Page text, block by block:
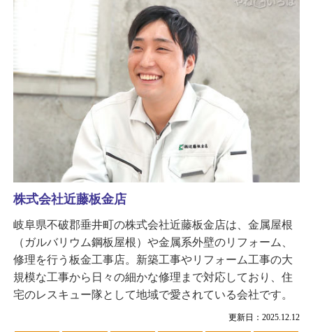
更新日：2025.12.12
株式会社近藤板金店
岐阜県不破郡垂井町の株式会社近藤板金店は、金属屋根
（ガルバリウム鋼板屋根）や金属系外壁のリフォーム、
修理を行う板金工事店。新築工事やリフォーム工事の大
規模な工事から日々の細かな修理まで対応しており、住
宅のレスキュー隊として地域で愛されている会社です。